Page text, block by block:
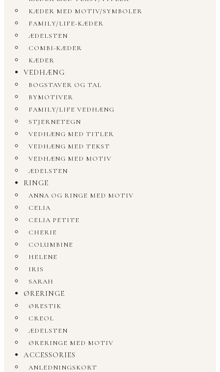
KÆDER MED MOTIV/SYMBOLER
FAMILY/LIFE-KÆDER
ÆDELSTEN
COMBI-KÆDER
KÆDER
VEDHÆNG
BOGSTAVER OG TAL
BYMOTIVER
FAMILY/LIFE VEDHÆNG
STJERNETEGN
VEDHÆNG MED TITLER
VEDHÆNG MED TEKST
VEDHÆNG MED MOTIV
ÆDELSTEN
RINGE
ANNA OG RINGE MED MOTIV
CELIA
CELIA PETITE
CHERIE
COLUMBINE
HELENE
IRIS
SARAH
ØRERINGE
ØRESTIK
CREOL
ÆDELSTEN
ØRERINGE MED MOTIV
ACCESSORIES
ANLEDNINGSKORT